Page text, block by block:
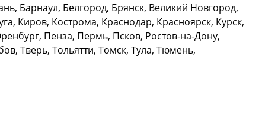
Барнаул, Белгород, Брянск, Великий Новгород,
Киров, Кострома, Краснодар, Красноярск, Курск,
Пенза, Пермь, Псков, Ростов-на-Дону,
Тверь, Тольятти, Томск, Тула, Тюмень,